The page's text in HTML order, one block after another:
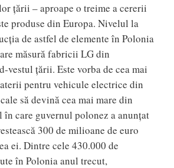
ţării – aproape o treime a cererii
produse din Europa. Nivelul la
de astfel de elemente în Polonia
măsură fabricii LG din
vestul ţării. Este vorba de cea mai
pentru vehicule electrice din
să devină cea mai mare din
care guvernul polonez a anunţat
300 de milioane de euro
ei. Dintre cele 430.000 de
în Polonia anul trecut,